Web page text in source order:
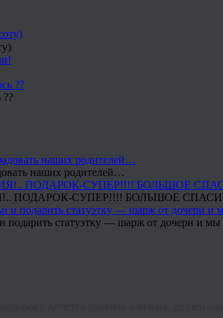
??
наших родителей…
ПОДАРОК-СУПЕР!!!! БОЛЬШОЕ
подарить статуэтку — шарж от дочери и мы